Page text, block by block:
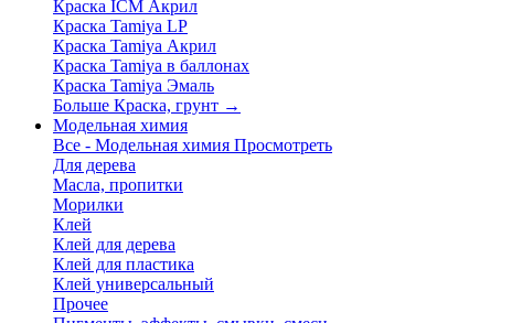
Краска ICM Акрил
Краска Tamiya LP
Краска Tamiya Акрил
Краска Tamiya в баллонах
Краска Tamiya Эмаль
Больше Краска, грунт →
Модельная химия
Все - Модельная химия Просмотреть
Для дерева
Масла, пропитки
Морилки
Клей
Клей для дерева
Клей для пластика
Клей универсальный
Прочее